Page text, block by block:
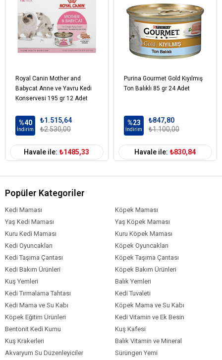
Royal Canin Mother and
Babycat Anne ve Yavru Kedi
Konservesi 195 gr 12 Adet
%40
İndirim
₺1.515,64
₺2.530,00
Havale ile: ₺1485,33
Purina Gourmet Gold Kıyılmış
Ton Balıklı 85 gr 24 Adet
%23
İndirim
₺847,80
₺1.100,00
Havale ile: ₺830,84
Popüler Kategoriler
Kedi Maması
Köpek Maması
Yaş Kedi Maması
Yaş Köpek Maması
Kuru Kedi Maması
Kuru Köpek Maması
Kedi Oyuncakları
Köpek Oyuncakları
Kedi Taşıma Çantası
Köpek Taşıma Çantası
Kedi Bakım Ürünleri
Köpek Bakım Ürünleri
Kuş Yemleri
Balık Yemleri
Kedi Tırmalama Tahtası
Kedi Tuvaleti
Kedi Mama ve Su Kabı
Köpek Mama ve Su Kabı
Köpek Eğitim Ürünleri
Kedi Vitamin ve Ek Besin
Bentonit Kedi Kumu
Kuş Kafesi
Kuş Krakerleri
Balık Vitamin ve Mineral
Akvaryum Su Düzenleyiciler
Sürüngen Yemi